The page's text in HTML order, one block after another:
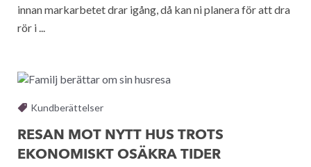
innan markarbetet drar igång, då kan ni planera för att dra
rör i ...
Kundberättelser
RESAN MOT NYTT HUS TROTS
EKONOMISKT OSÄKRA TIDER